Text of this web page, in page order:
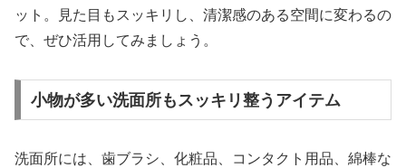
ット。見た目もスッキリし、清潔感のある空間に変わるの
で、ぜひ活用してみましょう。
小物が多い洗面所もスッキリ整うアイテム
洗面所には、歯ブラシ、化粧品、コンタクト用品、綿棒な